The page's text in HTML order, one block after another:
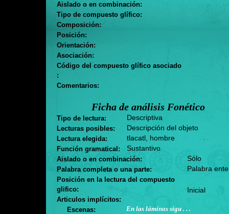
Aislado o en combinación:
Tipo de compuesto glífico:
Composición:
Posición:
Orientación:
Asociación:
Código del compuesto glífico asociado
:
Comentarios:
Ficha de análisis Fonético
Tipo de lectura: Descriptiva
Lecturas posibles: Descripción del objeto
Lectura elegida: tlacatl, hombre
Función gramatical: Sustantivo
Aislado o en combinación: Sólo
Palabra completa o una parte: Palabra
Posición en la lectura del compuesto
glifico:
Inicial
Articulos implícitos:
Escenas:
En las láminas sigu . . .